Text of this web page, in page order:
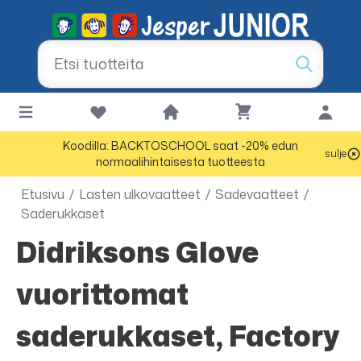
Koodilla: BACKTOSCHOOL saat -20% edun
normaalihintaisesta tuotteesta
sulje
Etusivu / Lasten ulkovaatteet / Sadevaatteet /
Saderukkaset
Didriksons Glove
vuorittomat
saderukkaset, Factory